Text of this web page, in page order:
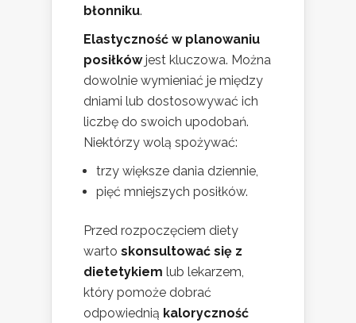
błonniku.
Elastyczność w planowaniu
posiłkówjest kluczowa. Można
dowolnie wymieniać je między
dniami lub dostosowywać ich
liczbę do swoich upodobań.
Niektórzy wolą spożywać:
trzy większe dania dziennie,
pięć mniejszych posiłków.
Przed rozpoczęciem diety
warto skonsultować się z
dietetykiem lub lekarzem,
który pomoże dobrać
odpowiednią kaloryczność